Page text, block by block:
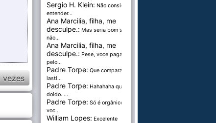
vezes
Sergio H. Klein: Não consigo
entender...
Ana Marcilia, filha, me
desculpe.: Mas seria bom se
não...
Ana Marcilia, filha, me
desculpe.: Pese, voce paga
pelo...
Padre Torpe: Que comparação
lasti...
Padre Torpe: Hahahaha que
doido. ...
Padre Torpe: Só é orgânico se
voc...
William Lopes: Excelente